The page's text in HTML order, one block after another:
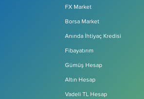
FX Market
Borsa Market
Anında İhtiyaç Kredisi
Fibayatırım
Gümüş Hesap
Altın Hesap
Vadeli TL Hesap